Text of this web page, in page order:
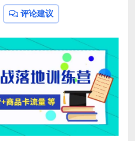
评论建议